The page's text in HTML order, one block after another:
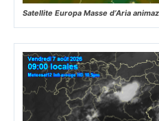
Satellite Europa Masse d’Aria